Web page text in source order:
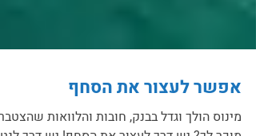
אפשר לעצור את הסחף